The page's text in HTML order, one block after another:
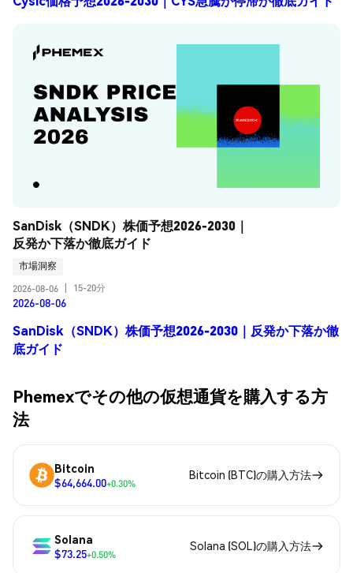
SanDisk（SNDK）株価予想2026-2030｜
反発か下落か徹底ガイド
市場洞察
2026-08-06
15-20分
2026-08-06
SanDisk（SNDK）株価予想2026-2030｜反発か下落か徹
底ガイド
Phemexでその他の仮想通貨を購入する方
法
Bitcoin
$64,664.00+0.30%
Bitcoin (BTC)の購入方法
Solana
$73.25+0.50%
Solana (SOL)の購入方法